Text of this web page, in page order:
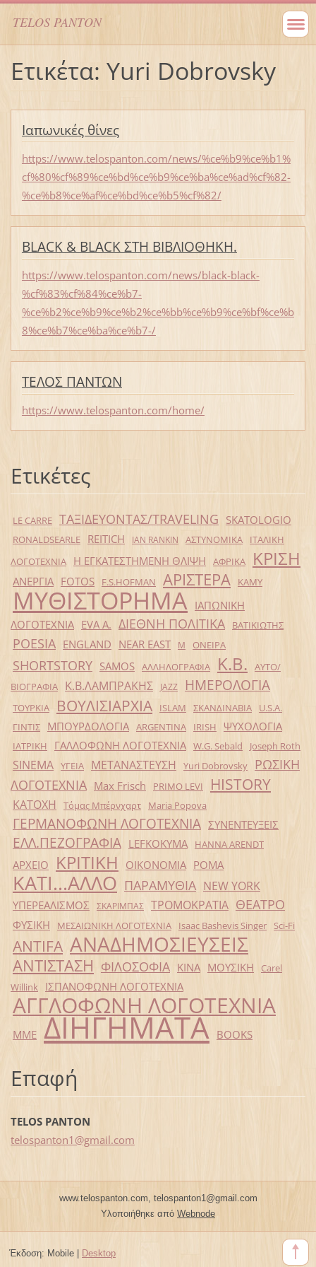
TELOS PANTON
Ετικέτα: Yuri Dobrovsky
Ιαπωνικές θίνες
https://www.telospanton.com/news/%ce%b9%ce%b1%
cf%80%cf%89%ce%bd%ce%b9%ce%ba%ce%ad%cf%82-
%ce%b8%ce%af%ce%bd%ce%b5%cf%82/
BLACK & BLACK ΣΤΗ ΒΙΒΛΙΟΘΗΚΗ.
https://www.telospanton.com/news/black-black-
%cf%83%cf%84%ce%b7-
%ce%b2%ce%b9%ce%b2%ce%bb%ce%b9%ce%bf%ce%b
8%ce%b7%ce%ba%ce%b7-/
ΤΕΛΟΣ ΠΑΝΤΩΝ
https://www.telospanton.com/home/
Ετικέτες
LE CARRE ΤΑΞΙΔΕΥΟΝΤΑΣ/TRAVELING SKATOLOGIO
RONALDSEARLE REITICH IAN RANKIN ΑΣΤΥΝΟΜΙΚΑ
ΙΤΑΛΙΚΗ
ΛΟΓΟΤΕΧΝΙΑ
Η ΕΓΚΑΤΕΣΤΗΜΕΝΗ ΘΛΙΨΗ ΑΦΡΙΚΑ ΚΡΙΣΗ
ΑΝΕΡΓΙΑ FOTOS F.S.HOFMAN ΑΡΙΣΤΕΡΑ ΚΑΜΥ
ΜΥΘΙΣΤΟΡΗΜΑ ΙΑΠΩΝΙΚΗ
ΛΟΓΟΤΕΧΝΙΑ EVA Α. ΔΙΕΘΝΗ ΠΟΛΙΤΙΚΑ ΒΑΤΙΚΙΩΤΗΣ
POESIA ENGLAND NEAR EAST Μ ΟΝΕΙΡΑ
SHORTSTORY SAMOS ΑΛΛΗΛΟΓΡΑΦΙΑ Κ.Β.
ΑΥΤΟ/
ΒΙΟΓΡΑΦΙΑ
Κ.Β.ΛΑΜΠΡΑΚΗΣ JAZZ ΗΜΕΡΟΛΟΓΙΑ
ΤΟΥΡΚΙΑ ΒΟΥΛΙΣΙΑΡΧΙΑ ISLAM ΣΚΑΝΔΙΝΑΒΙΑ
U.S.A.
ΓΙΝΤΙΣ
ΜΠΟΥΡΔΟΛΟΓΙΑ ARGENTINA IRISH ΨΥΧΟΛΟΓΙΑ
ΙΑΤΡΙΚΗ ΓΑΛΛΟΦΩΝΗ ΛΟΓΟΤΕΧΝΙΑ W.G. Sebald Joseph Roth
SINEMA ΥΓΕΙΑ ΜΕΤΑΝΑΣΤΕΥΣΗ Yuri Dobrovsky
ΡΩΣΙΚΗ
ΛΟΓΟΤΕΧΝΙΑ Max Frisch PRIMO LEVI HISTORY
ΚΑΤΟΧΗ Τόμας Μπέρνχαρτ Maria Popova
ΓΕΡΜΑΝΟΦΩΝΗ ΛΟΓΟΤΕΧΝΙΑ ΣΥΝΕΝΤΕΥΞΕΙΣ
ΕΛΛ.ΠΕΖΟΓΡΑΦΙΑ LEFKOKYMA HANNA ARENDT
ΑΡΧΕΙΟ ΚΡΙΤΙΚΗ ΟΙΚΟΝΟΜΙΑ ΡΟΜΑ
ΚΑΤΙ...ΑΛΛΟ ΠΑΡΑΜΥΘΙΑ NEW YORK
ΥΠΕΡΕΑΛΙΣΜΟΣ ΣΚΑΡΙΜΠΑΣ ΤΡΟΜΟΚΡΑΤΙΑ ΘΕΑΤΡΟ
ΦΥΣΙΚΗ ΜΕΣΑΙΩΝΙΚΗ ΛΟΓΟΤΕΧΝΙΑ Isaac Bashevis Singer Sci-Fi
ANTIFA ΑΝΑΔΗΜΟΣΙΕΥΣΕΙΣ
ΑΝΤΙΣΤΑΣΗ ΦΙΛΟΣΟΦΙΑ ΚΙΝΑ ΜΟΥΣΙΚΗ
Carel
Willink
ΙΣΠΑΝΟΦΩΝΗ ΛΟΓΟΤΕΧΝΙΑ
ΑΓΓΛΟΦΩΝΗ ΛΟΓΟΤΕΧΝΙΑ
ΜΜΕ ΔΙΗΓΗΜΑΤΑ BOOKS
Επαφή
TELOS PANTON
telospanton1@gmail.com
www.telospanton.com, telospanton1@gmail.com
Υλοποιήθηκε από Webnode
Έκδοση: Mobile| Desktop